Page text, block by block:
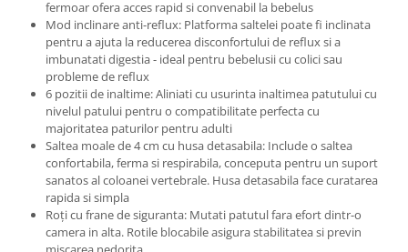
Tender Leaf
Topbright
Vektory
Viga Toys
Wonderworld
Woody
fermoar ofera acces rapid si convenabil la bebelus
Mod inclinare anti-reflux: Platforma saltelei poate fi inclinata
pentru a ajuta la reducerea disconfortului de reflux si a
imbunatati digestia - ideal pentru bebelusii cu colici sau
probleme de reflux
6 pozitii de inaltime: Aliniati cu usurinta inaltimea patutului cu
nivelul patului pentru o compatibilitate perfecta cu
majoritatea paturilor pentru adulti
Saltea moale de 4 cm cu husa detasabila: Include o saltea
confortabila, ferma si respirabila, conceputa pentru un suport
sanatos al coloanei vertebrale. Husa detasabila face curatarea
rapida si simpla
Roți cu frane de siguranta: Mutati patutul fara efort dintr-o
camera in alta. Rotile blocabile asigura stabilitatea si previn